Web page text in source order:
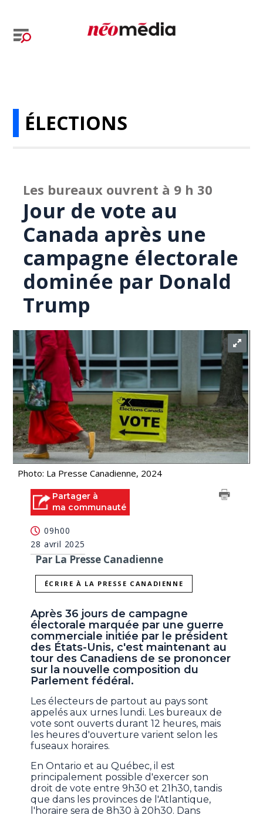
ÉLECTIONS
Les bureaux ouvrent à 9 h 30
Jour de vote au
Canada après une
campagne électorale
dominée par Donald
Trump
Photo: La Presse Canadienne, 2024
Partager à
ma communauté
09h00
28 avril 2025
Par La Presse Canadienne
ÉCRIRE À LA PRESSE CANADIENNE
Après 36 jours de campagne
électorale marquée par une guerre
commerciale initiée par le président
des États-Unis, c'est maintenant au
tour des Canadiens de se prononcer
sur la nouvelle composition du
Parlement fédéral.
Les électeurs de partout au pays sont
appelés aux urnes lundi. Les bureaux de
vote sont ouverts durant 12 heures, mais
les heures d'ouverture varient selon les
fuseaux horaires.
En Ontario et au Québec, il est
principalement possible d'exercer son
droit de vote entre 9h30 et 21h30, tandis
que dans les provinces de l'Atlantique,
l'horaire sera de 8h30 à 20h30. Dans